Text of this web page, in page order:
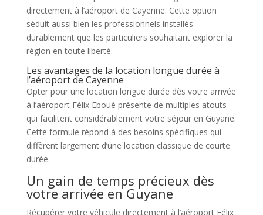
directement à l’aéroport de Cayenne. Cette option
séduit aussi bien les professionnels installés
durablement que les particuliers souhaitant explorer la
région en toute liberté.
Les avantages de la location longue durée à
l’aéroport de Cayenne
Opter pour une location longue durée dès votre arrivée
à l’aéroport Félix Eboué présente de multiples atouts
qui facilitent considérablement votre séjour en Guyane.
Cette formule répond à des besoins spécifiques qui
diffèrent largement d’une location classique de courte
durée.
Un gain de temps précieux dès
votre arrivée en Guyane
Récupérer votre véhicule directement à l’aéroport Félix